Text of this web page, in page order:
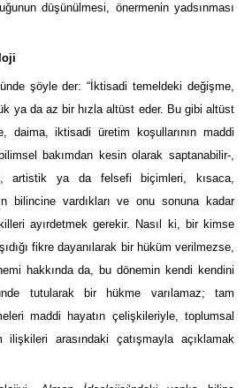
düşünülmesi, önermenin yadsınması
şöyle der: “İktisadi temeldeki değişme,
ya da az bir hızla altüst eder. Bu gibi altüst
daima, iktisadi üretim koşullarının maddi
bakımdan kesin olarak saptanabilir-,
artistik ya da felsefi biçimleri, kısaca,
bilincine vardıkları ve onu sonuna kadar
ayırdetmek gerekir. Nasıl ki, bir kimse
fikre dayanılarak bir hüküm verilmezse,
hakkında da, bu dönemin kendi kendini
tutularak bir hükme varılamaz; tam
maddi hayatın çelişkileriyle, toplumsal
arasındaki çatışmayla açıklamak